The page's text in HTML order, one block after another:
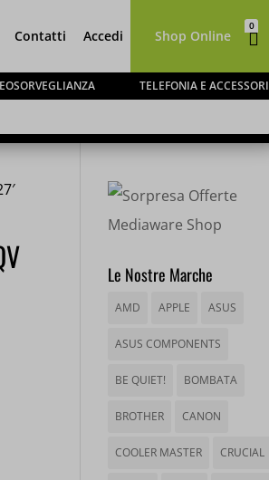
TELEFONIA E ACCESSORI
0
Contatti Accedi Shop Online 
Le Nostre Marche
AMD APPLE ASUS
ASUS COMPONENTS
BE QUIET! BOMBATA
BROTHER CANON
COOLER MASTER CRUCIAL